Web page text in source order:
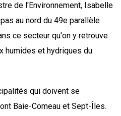
de l'Environnement, Isabelle
au nord du 49e parallèle
ce secteur qu'on y retrouve
humides et hydriques du
qui doivent se
Baie-Comeau et Sept-Îles.